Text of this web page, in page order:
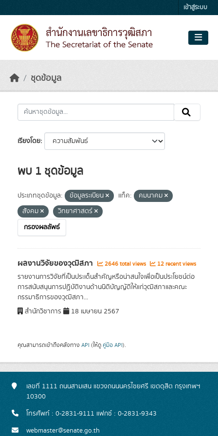
เข้าสู่ระบบ
ชุดข้อมูล
เรียงโดย
พบ 1 ชุดข้อมูล
ประเภทชุดข้อมูล: ข้อมูลระเบียน แท็ค:
คมนาคม
สังคม
วิทยาศาสตร์
กรองผลลัพธ์
ผลงานวิจัยของวุฒิสภา 2646 total views 12 recent views
รายงานการวิจัยที่เป็นประเด็นสำคัญหรือน่าสนใจเพื่อเป็นประโยชน์ต่อ
การสนับสนุนการปฏิบัติงานด้านนิติบัญญัติให้แก่วุฒิสภาและคณะ
กรรมาธิการของวุฒิสภา...
สำนักวิชาการ
18 เมษายน 2567
คุณสามารถเข้าถึงคลังทาง API (ให้ดู คู่มือ API).
เลขที่ 1111 ถนนสามเสน แขวงถนนนครไชยศรี เขตดุสิต กรุงเทพฯ
10300
โทรศัพท์ : 0-2831-9111 แฟกซ์ : 0-2831-9343
webmaster@senate.go.th